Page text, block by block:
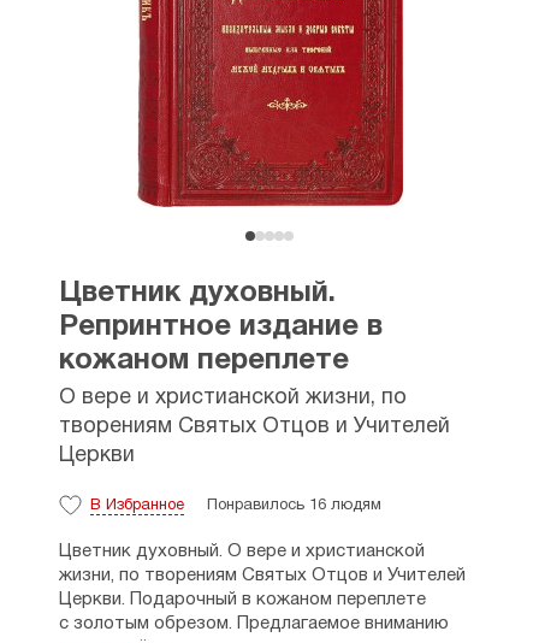
Цветник духовный.
Репринтное издание в
кожаном переплете
О вере и христианской жизни, по
творениям Святых Отцов и Учителей
Церкви
В Избранное Понравилось 16 людям
Цветник духовный. О вере и христианской
жизни, по творениям Святых Отцов и Учителей
Церкви. Подарочный в кожаном переплете
с золотым обрезом. Предлагаемое вниманию